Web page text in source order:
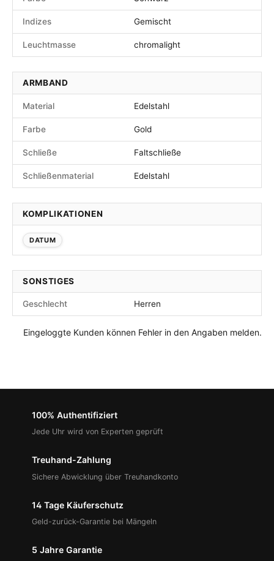
Indizes Gemischt
Leuchtmasse chromalight
ARMBAND
Material Edelstahl
Farbe Gold
Schließe Faltschließe
Schließenmaterial Edelstahl
KOMPLIKATIONEN
DATUM
SONSTIGES
Geschlecht Herren
Eingeloggte Kunden können Fehler in den Angaben melden.
100% Authentifiziert
Jede Uhr wird von Experten geprüft
Treuhand-Zahlung
Sichere Abwicklung über Treuhandkonto
14 Tage Käuferschutz
Geld-zurück-Garantie bei Mängeln
5 Jahre Garantie